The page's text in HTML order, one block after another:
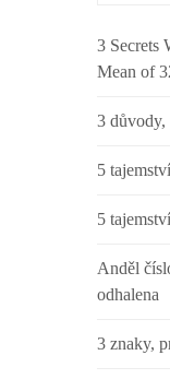
3 Secrets
Mean of
3
5
5
Anděl
odhalena
3 znaky,